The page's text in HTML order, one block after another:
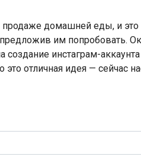
продаже домашней еды, и
им попробовать.
инстаграм-
это отличная идея — сейчас